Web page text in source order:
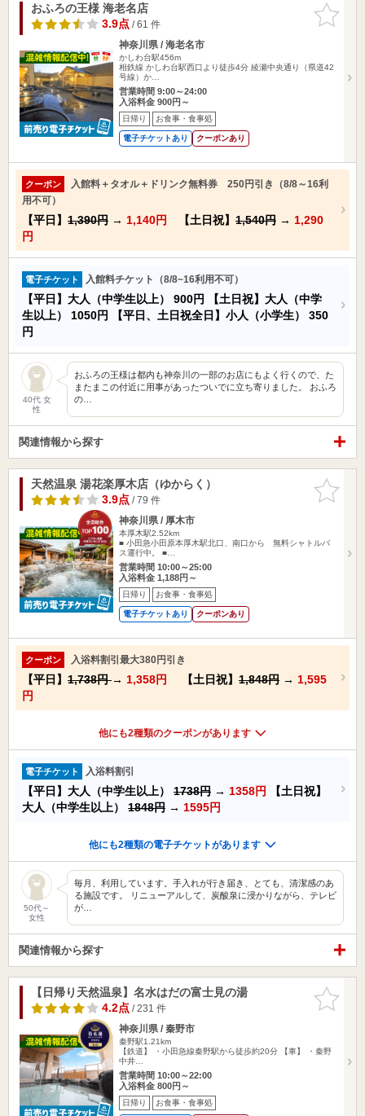
お気に入
りに追加
おふろの王様 海老名店
3.9点/ 61 件
神奈川県 / 海老名市
かしわ台駅456m
相鉄線 かしわ台駅西口より徒歩4分 綾瀬中央通り（県道42
号線）か…
営業時間 9:00～24:00
入浴料金 900円～
日帰り お食事・食事処
電子チケットあり クーポンあり
クーポン
入館料＋タオル＋ドリンク無料券 250円引き（8/8～16利
用不可）
【平日】 1,390円 → 1,140円 【土日祝】 1,540円 → 1,290
円
電子チケット 入館料チケット（8/8~16利用不可）
【平日】大人（中学生以上） 900円
【土日祝】大人（中学
生以上） 1050円 【平日、土日祝全日】小人（小学生） 350
円
40代 女
性
おふろの王様は都内も神奈川の一部のお店にもよく行くので、た
またまこの付近に用事があったついでに立ち寄りました。 おふろ
の…
関連情報から探す
お気に入
りに追加
天然温泉 湯花楽厚木店（ゆからく）
3.9点/ 79 件
神奈川県 / 厚木市
本厚木駅2.52km
■ 小田急小田原本厚木駅北口、南口から 無料シャトルバ
ス運行中。 ■…
営業時間 10:00～25:00
入浴料金 1,188円～
日帰り お食事・食事処
電子チケットあり クーポンあり
クーポン 入浴料割引最大380円引き
【平日】 1,738円→ 1,358円 【土日祝】 1,848円 → 1,595
円
他にも2種類のクーポンがあります
電子チケット 入浴料割引
【平日】大人（中学生以上） 1738円 → 1358円
【土日祝】
大人（中学生以上） 1848円 → 1595円
他にも2種類の電子チケットがあります
50代～
女性
毎月、利用しています。手入れが行き届き、とても、清潔感のあ
る施設です。 リニューアルして、炭酸泉に浸かりながら、テレビ
が…
関連情報から探す
お気に入
りに追加
【日帰り天然温泉】名水はだの富士見の湯
4.2点/ 231 件
神奈川県 / 秦野市
秦野駅1.21km
【鉄道】 ・小田急線秦野駅から徒歩約20分 【車】 ・秦野
中井…
営業時間 10:00～22:00
入浴料金 800円～
日帰り お食事・食事処